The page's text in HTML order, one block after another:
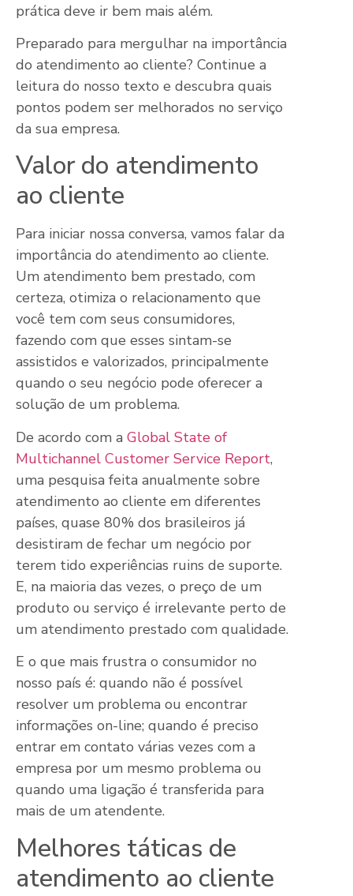
prática deve ir bem mais além.
Preparado para mergulhar na importância
do atendimento ao cliente? Continue a
leitura do nosso texto e descubra quais
pontos podem ser melhorados no serviço
da sua empresa.
Valor do atendimento
ao cliente
Para iniciar nossa conversa, vamos falar da
importância do atendimento ao cliente.
Um atendimento bem prestado, com
certeza, otimiza o relacionamento que
você tem com seus consumidores,
fazendo com que esses sintam-se
assistidos e valorizados, principalmente
quando o seu negócio pode oferecer a
solução de um problema.
De acordo com a Global State of
Multichannel Customer Service Report,
uma pesquisa feita anualmente sobre
atendimento ao cliente em diferentes
países, quase 80% dos brasileiros já
desistiram de fechar um negócio por
terem tido experiências ruins de suporte.
E, na maioria das vezes, o preço de um
produto ou serviço é irrelevante perto de
um atendimento prestado com qualidade.
E o que mais frustra o consumidor no
nosso país é: quando não é possível
resolver um problema ou encontrar
informações on-line; quando é preciso
entrar em contato várias vezes com a
empresa por um mesmo problema ou
quando uma ligação é transferida para
mais de um atendente.
Melhores táticas de
atendimento ao cliente